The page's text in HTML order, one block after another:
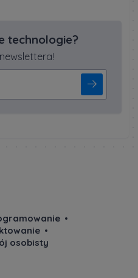
technologie?
osobisty